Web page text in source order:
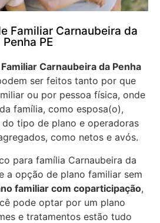
Familiar Carnaubeira da
Penha PE
Carnaubeira da Penha
ser feitos tanto por que
ou por pessoa física, onde
família, como esposa(o),
tipo de plano e operadoras
como netos e avós.
para família Carnaubeira da
a opção de plano familiar sem
familiar com coparticipação,
pode optar por um plano
e tratamentos estão tudo